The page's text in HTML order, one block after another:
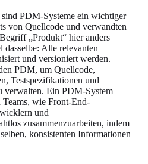
PDM-Systeme ein wichtiger
von Quellcode und verwandten
„Produkt“ hier anders
Alle relevanten
und versioniert werden.
PDM, um Quellcode,
Testspezifikationen und
verwalten. Ein PDM-System
Teams, wie Front-End-
und
zusammenzuarbeiten, indem
konsistenten Informationen